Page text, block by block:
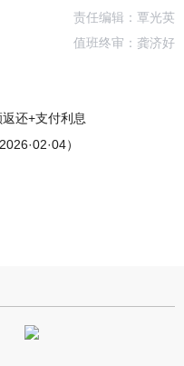
责任编辑：覃光英
值班终审：龚济好
还+支付利息
）